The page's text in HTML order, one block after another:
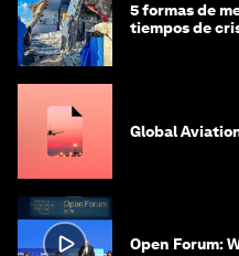
5 formas de
tiempos de
Global
Open Forum: